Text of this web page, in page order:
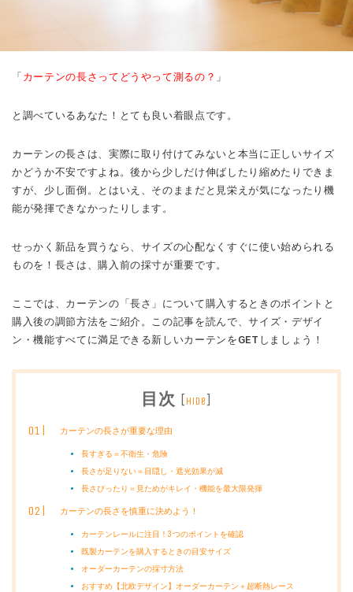
「 カーテンの長さってどうやって測るの？ 」
と調べているあなた！とても良い着眼点です。
カーテンの長さは、実際に取り付けてみないと本当に正しいサイズ
かどうか不安ですよね。後から少しだけ伸ばしたり縮めたりできま
すが、少し面倒。とはいえ、そのままだと見栄えが気になったり機
能が発揮できなかったりします。
せっかく新品を買うなら、サイズの心配なくすぐに使い始められる
ものを！長さは、購入前の採寸が重要です。
ここでは、カーテンの「長さ」について購入するときのポイントと
購入後の調節方法をご紹介。この記事を読んで、サイズ・デザイ
ン・機能すべてに満足できる新しいカーテンをGETしましょう！
目次 [hide]
カーテンの長さが重要な理由
長すぎる＝不衛生・危険
長さが足りない＝目隠し・遮光効果が減
長さぴったり＝見ためがキレイ・機能を最大限発揮
カーテンの長さを慎重に決めよう！
カーテンレールに注目！3つのポイントを確認
既製カーテンを購入するときの目安サイズ
オーダーカーテンの採寸方法
おすすめ【北欧デザイン】オーダーカーテン＋超断熱レース